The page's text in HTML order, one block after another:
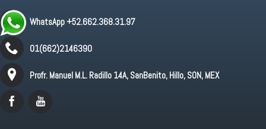
WhatsApp +52.662.368.31.97
01(662)2146390
Profr. Manuel M.L. Radillo 14A, SanBenito, Hillo, SON, MEX